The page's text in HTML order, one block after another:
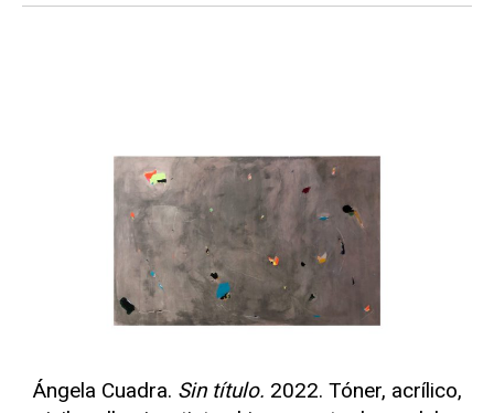
Ángela Cuadra. Sin título. 2022. Tóner, acrílico,